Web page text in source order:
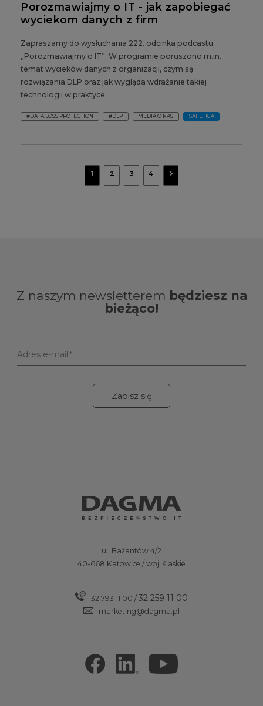
Porozmawiajmy o IT - jak zapobiegać
wyciekom danych z firm
Zapraszamy do wysłuchania 222. odcinka podcastu
„Porozmawiajmy o IT”. W programie poruszono m.in.
temat wycieków danych z organizacji, czym są
rozwiązania DLP oraz jak wygląda wdrażanie takiej
technologii w praktyce.
#DATA LOSS PROTECTION #DLP MEDIA O NAS SAFETICA
1 2 3 4 navigate_next
Z naszym newsletterem będziesz na
bieżąco!
Adres e-mail
Zapisz się
ul. Bażantów 4/2
40-668 Katowice / woj. ślaskie
32 793 11 00 / 32 259 11 00
marketing@dagma.pl